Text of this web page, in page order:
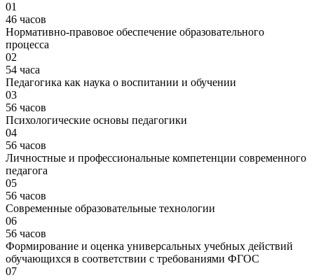
01
46 часов
Нормативно-правовое обеспечение образовательного
процесса
02
54 часа
Педагогика как наука о воспитании и обучении
03
56 часов
Психологические основы педагогики
04
56 часов
Личностные и профессиональные компетенции современного
педагога
05
56 часов
Современные образовательные технологии
06
56 часов
Формирование и оценка универсальных учебных действий
обучающихся в соответствии с требованиями ФГОС
07